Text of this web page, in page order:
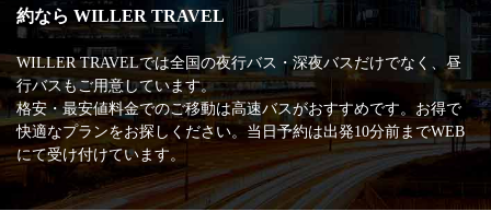
約なら WILLER TRAVEL
WILLER TRAVELでは全国の夜行バス・深夜バスだけでなく、昼
行バスもご用意しています。
格安・最安値料金でのご移動は高速バスがおすすめです。お得で
快適なプランをお探しください。当日予約は出発10分前までWEB
にて受け付けています。